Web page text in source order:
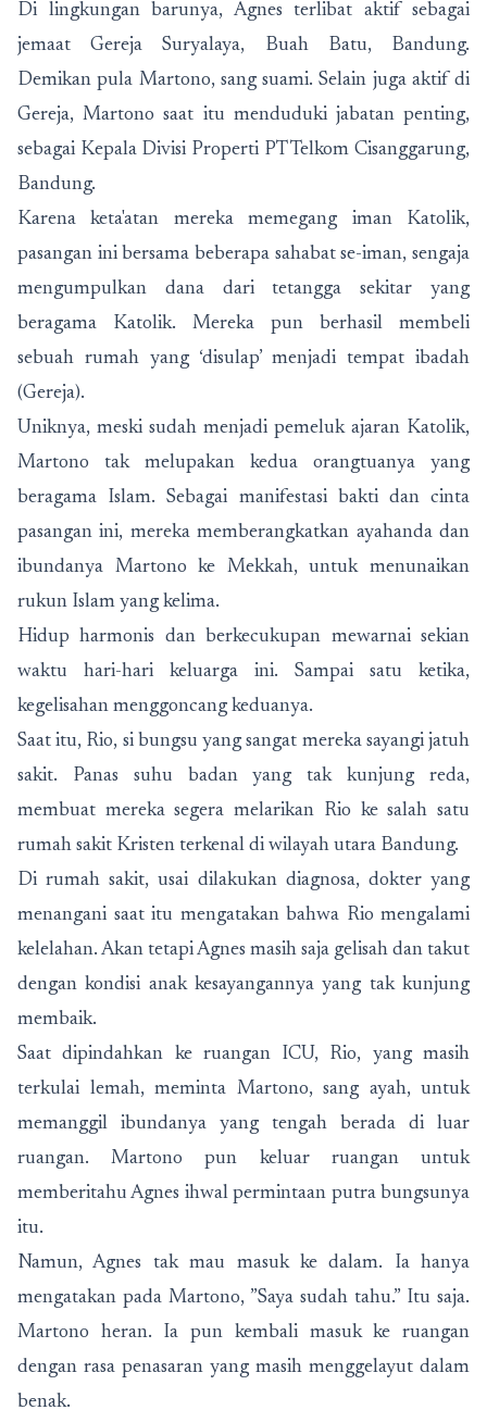
Di lingkungan barunya, Agnes terlibat aktif sebagai
jemaat Gereja Suryalaya, Buah Batu, Bandung.
Demikan pula Martono, sang suami. Selain juga aktif di
Gereja, Martono saat itu menduduki jabatan penting,
sebagai Kepala Divisi Properti PT Telkom Cisanggarung,
Bandung.
Karena keta'atan mereka memegang iman Katolik,
pasangan ini bersama beberapa sahabat se-iman, sengaja
mengumpulkan dana dari tetangga sekitar yang
beragama Katolik. Mereka pun berhasil membeli
sebuah rumah yang ‘disulap’ menjadi tempat ibadah
(Gereja).
Uniknya, meski sudah menjadi pemeluk ajaran Katolik,
Martono tak melupakan kedua orangtuanya yang
beragama Islam. Sebagai manifestasi bakti dan cinta
pasangan ini, mereka memberangkatkan ayahanda dan
ibundanya Martono ke Mekkah, untuk menunaikan
rukun Islam yang kelima.
Hidup harmonis dan berkecukupan mewarnai sekian
waktu hari-hari keluarga ini. Sampai satu ketika,
kegelisahan menggoncang keduanya.
Saat itu, Rio, si bungsu yang sangat mereka sayangi jatuh
sakit. Panas suhu badan yang tak kunjung reda,
membuat mereka segera melarikan Rio ke salah satu
rumah sakit Kristen terkenal di wilayah utara Bandung.
Di rumah sakit, usai dilakukan diagnosa, dokter yang
menangani saat itu mengatakan bahwa Rio mengalami
kelelahan. Akan tetapi Agnes masih saja gelisah dan takut
dengan kondisi anak kesayangannya yang tak kunjung
membaik.
Saat dipindahkan ke ruangan ICU, Rio, yang masih
terkulai lemah, meminta Martono, sang ayah, untuk
memanggil ibundanya yang tengah berada di luar
ruangan. Martono pun keluar ruangan untuk
memberitahu Agnes ihwal permintaan putra bungsunya
itu.
Namun, Agnes tak mau masuk ke dalam. Ia hanya
mengatakan pada Martono, ”Saya sudah tahu.” Itu saja.
Martono heran. Ia pun kembali masuk ke ruangan
dengan rasa penasaran yang masih menggelayut dalam
benak.